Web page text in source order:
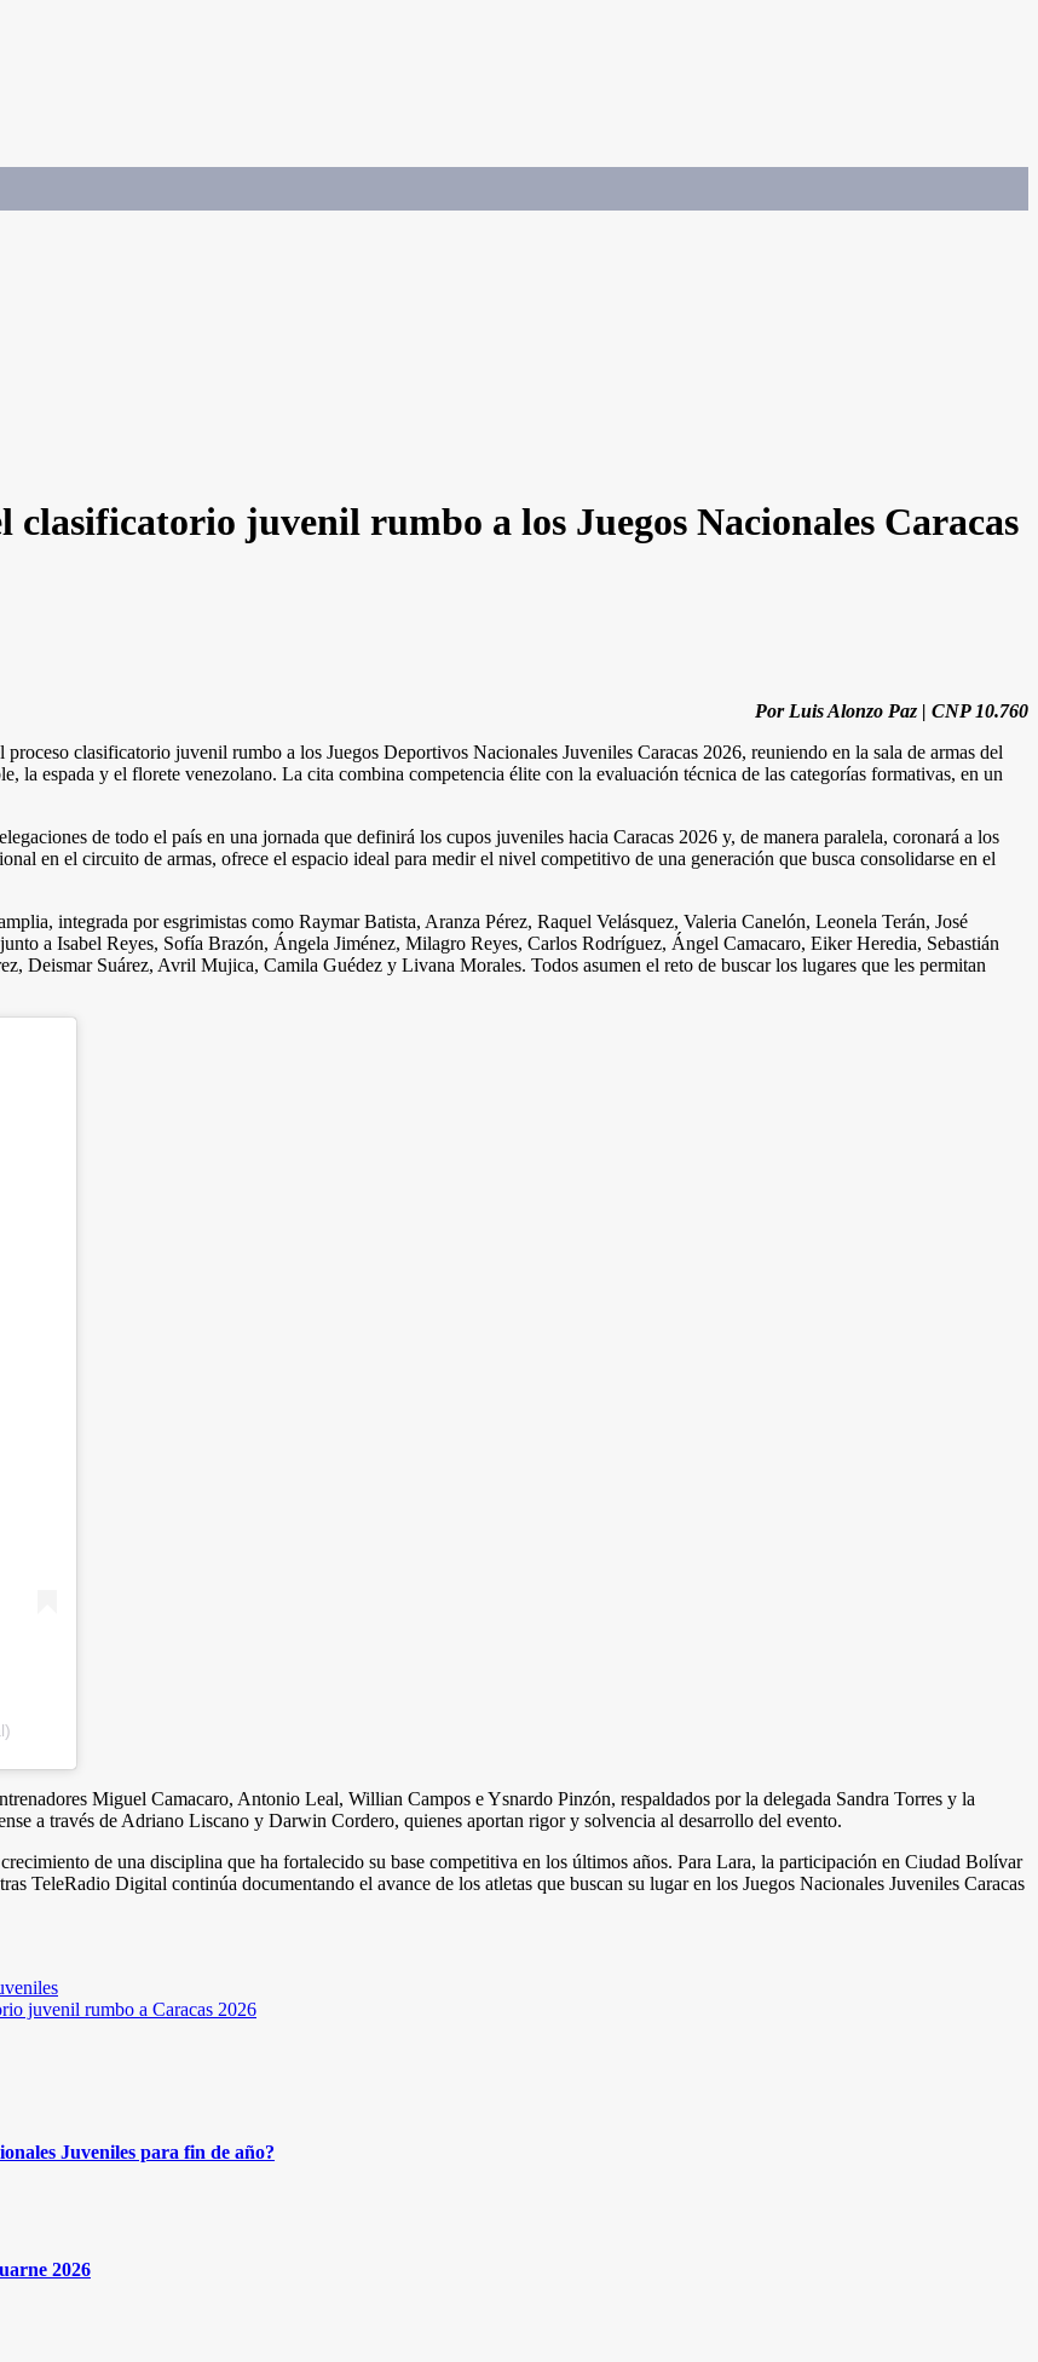
juvenil rumbo a los Juegos Nacionales Caracas
Por Luis Alonzo Paz | CNP 10.760
clasificatorio juvenil rumbo a los Juegos Deportivos Nacionales Juveniles Caracas 2026, reuniendo en la sala de armas del
la espada y el florete venezolano. La cita combina competencia élite con la evaluación técnica de las categorías formativas, en un
de todo el país en una jornada que definirá los cupos juveniles hacia Caracas 2026 y, de manera paralela, coronará a los
en el circuito de armas, ofrece el espacio ideal para medir el nivel competitivo de una generación que busca consolidarse en el
integrada por esgrimistas como Raymar Batista, Aranza Pérez, Raquel Velásquez, Valeria Canelón, Leonela Terán, José
a Isabel Reyes, Sofía Brazón, Ángela Jiménez, Milagro Reyes, Carlos Rodríguez, Ángel Camacaro, Eiker Heredia, Sebastián
Deismar Suárez, Avril Mujica, Camila Guédez y Livana Morales. Todos asumen el reto de buscar los lugares que les permitan
Miguel Camacaro, Antonio Leal, Willian Campos e Ysnardo Pinzón, respaldados por la delegada Sandra Torres y la
a través de Adriano Liscano y Darwin Cordero, quienes aportan rigor y solvencia al desarrollo del evento.
de una disciplina que ha fortalecido su base competitiva en los últimos años. Para Lara, la participación en Ciudad Bolívar
TeleRadio Digital continúa documentando el avance de los atletas que buscan su lugar en los Juegos Nacionales Juveniles Caracas
juvenil rumbo a Caracas 2026
Juveniles para fin de año?
2026